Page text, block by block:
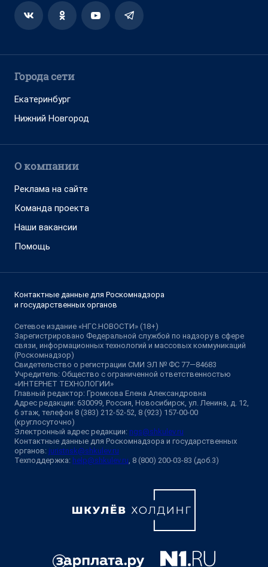
Города сети
Екатеринбург
Нижний Новгород
О компании
Реклама на сайте
Команда проекта
Наши вакансии
Помощь
Контактные данные для Роскомнадзора
и государственных органов
Сетевое издание «НГС.НОВОСТИ» (18+)
Зарегистрировано Федеральной службой по надзору в сфере
связи, информационных технологий и массовых коммуникаций
(Роскомнадзор)
Свидетельство о регистрации СМИ ЭЛ № ФС 77—84683
Учредитель: Общество с ограниченной ответственностью
«ИНТЕРНЕТ ТЕХНОЛОГИИ»
Главный редактор: Громкова Елена Александровна
Адрес редакции: 630099, Россия, Новосибирск, ул. Ленина, д. 12,
6 этаж, телефон 8 (383) 212-52-52, 8 (923) 157-00-00
(круглосуточно)
Электронный адрес редакции: ngs@shkulev.ru
Контактные данные для Роскомнадзора и государственных
органов: juristnsk@shkulev.ru
Техподдержка: help@shkulev.ru, 8 (800) 200-03-83 (доб.3)